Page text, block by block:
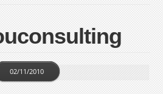
02/11/2010